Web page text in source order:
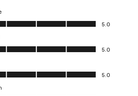
5.0 out of 5
5.0
out of 5
5.0
out of 5
5.0